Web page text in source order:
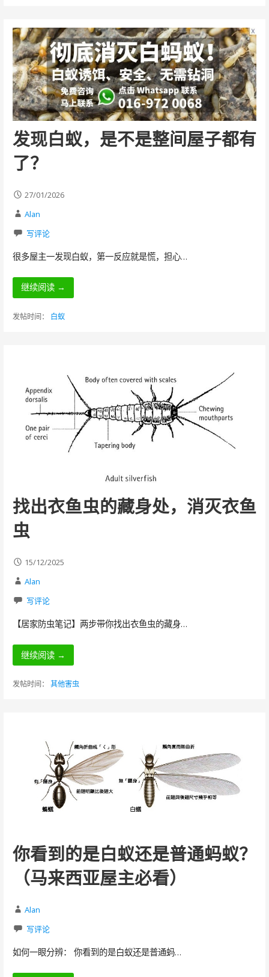
发现白蚁，是不是整间屋子都有
了？
27/01/2026
Alan
写评论
很多屋主一发现白蚁，第一反应就是慌，担心…
继续阅读 →
发帖时间： 白蚁
找出衣鱼虫的藏身处，消灭衣鱼
虫
15/12/2025
Alan
写评论
【居家防虫笔记】两步带你找出衣鱼虫的藏身…
继续阅读 →
发帖时间： 其他害虫
你看到的是白蚁还是普通蚂蚁？
（马来西亚屋主必看）
Alan
写评论
如何一眼分辨： 你看到的是白蚁还是普通蚂…